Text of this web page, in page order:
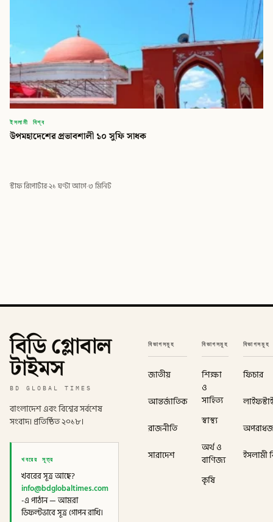
ইসলামী বিশ্ব
উপমহাদেশের প্রভাবশালী ১০ সুফি সাধক
স্টাফ রিপোর্টার·২১ ঘণ্টা আগে·৩ মিনিট
বিডি গ্লোবাল
টাইমস
BD GLOBAL TIMES
বাংলাদেশ এবং বিশ্বের সর্বশেষ
সংবাদ। প্রতিষ্ঠিত ২০১৮।
খবরের সূত্র
খবরের সূত্র আছে?
info@bdglobaltimes.com
-এ পাঠান — আমরা
ডিফল্টভাবে সূত্র গোপন রাখি।
বিভাগসমূহ
জাতীয়
আন্তর্জাতিক
রাজনীতি
সারাদেশ
বিভাগসমূহ
শিক্ষা
ও
সাহিত্য
স্বাস্থ্য
অর্থ ও
বাণিজ্য
কৃষি
বিভাগসমূহ
ফিচার
ইসলামী